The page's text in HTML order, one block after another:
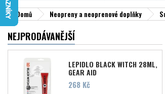
Domů Neopreny a neoprenové doplňky
NEJPRODÁVANĚJŠÍ
LEPIDLO BLACK WITCH 28ML,
GEAR AID
Cena
268 Kč